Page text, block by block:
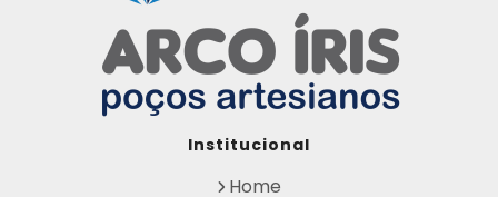
Obtenha sua Licença de Perfuração de Poç
o Artesiano
Orçamento de Poço Semi Artesiano
Orçamento para Perfuração de Poço Artesi
ano
Outorga DAEE para Poço Artesiano
cos
Institucional
Home